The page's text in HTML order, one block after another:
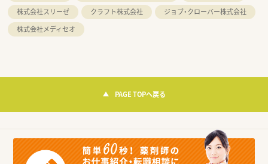
株式会社スリーゼ
クラフト株式会社
ジョブ・クローバー株式会社
株式会社メディセオ
PAGE TOPへ戻る